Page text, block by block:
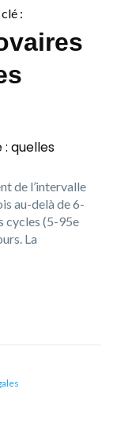
:
quelles
de l’intervalle
au-delà de 6-
cycles (5-95e
La